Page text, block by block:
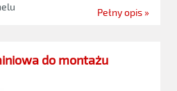
Pełny opis »
do montażu